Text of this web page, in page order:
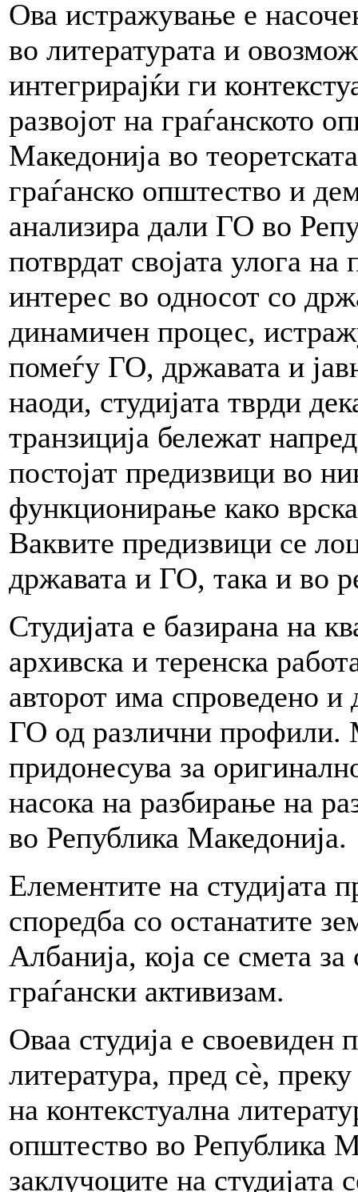
Ова истражување е
во литературата и
интегрирајќи ги
развојот на граѓанското
Македонија во
граѓанско општество и
анализира дали ГО во
потврдат својата улога
интерес во односот со
динамичен процес,
помеѓу ГО, државата и
наоди, студијата тврди
транзиција бележат
постојат предизвици во
функционирање како
Ваквите предизвици се
државата и ГО, така и во
Студијата е базирана на
архивска и теренска
авторот има спроведено и
ГО од различни профили.
придонесува за
насока на разбирање на
во Република Македонија.
Елементите на студијата
споредба со останатите
Албанија, која се смета
граѓански активизам.
Оваа студија е своевиден
литература, пред сè,
на контекстуална
општество во Република
заклучоците на студијата